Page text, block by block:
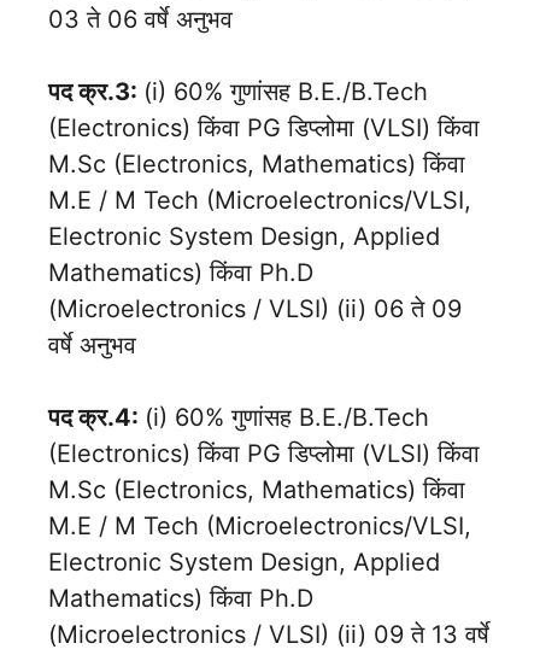
03 ते 06 वर्षे अनुभव
पद क्र.3: (i) 60% गुणांसह B.E./B.Tech
(Electronics) किंवा PG डिप्लोमा (VLSI) किंवा
M.Sc (Electronics, Mathematics) किंवा
M.E / M Tech (Microelectronics/VLSI,
Electronic System Design, Applied
Mathematics) किंवा Ph.D
(Microelectronics / VLSI) (ii) 06 ते 09
वर्षे अनुभव
पद क्र.4: (i) 60% गुणांसह B.E./B.Tech
(Electronics) किंवा PG डिप्लोमा (VLSI) किंवा
M.Sc (Electronics, Mathematics) किंवा
M.E / M Tech (Microelectronics/VLSI,
Electronic System Design, Applied
Mathematics) किंवा Ph.D
(Microelectronics / VLSI) (ii) 09 ते 13 वर्षे